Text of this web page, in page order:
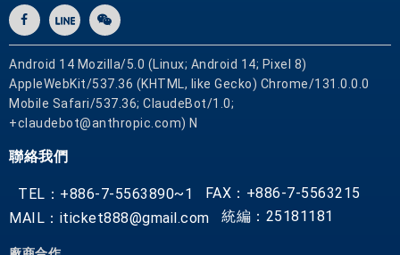
Android 14 Mozilla/5.0 (Linux; Android 14; Pixel 8)
AppleWebKit/537.36 (KHTML, like Gecko) Chrome/131.0.0.0
Mobile Safari/537.36; ClaudeBot/1.0;
+claudebot@anthropic.com) N
聯絡我們
TEL：+886-7-5563890~1
FAX：+886-7-5563215
MAIL：iticket888@gmail.com
統編：25181181